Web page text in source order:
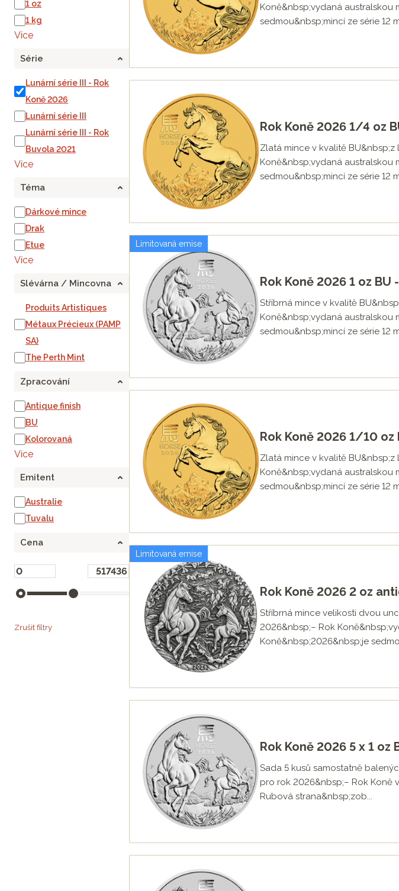
1 oz
1 kg
Více
Série
Lunární série III - Rok
Koně 2026
Lunární série III
Lunární série III - Rok
Buvola 2021
Více
Téma
Dárkové mince
Drak
Etue
Více
Slévárna / Mincovna
Produits Artistiques
Métaux Précieux (PAMP
SA)
The Perth Mint
Zpracování
Antique finish
BU
Kolorovaná
Více
Emitent
Australie
Tuvalu
Cena
Zrušit filtry
9. mince - Rok Opice 2028
10. mince - Rok Kohouta 2029
11. mince - Rok Psa 2030
12. mince - Rok Vepře 2031
Koně&nbsp;vydaná australskou
sedmou&nbsp;mincí ze série 12
Rok Koně 2026 1/4 oz
Zlatá mince v kvalitě BU&nbsp;z
Koně&nbsp;vydaná australskou
sedmou&nbsp;mincí ze série 12
Limitovaná emise
Rok Koně 2026 1 oz
Stříbrná mince v kvalitě
Koně&nbsp;vydaná australskou
sedmou&nbsp;mincí ze série 12
Rok Koně 2026 1/10 oz
Zlatá mince v kvalitě BU&nbsp;z
Koně&nbsp;vydaná australskou
sedmou&nbsp;mincí ze série 12
Limitovaná emise
Rok Koně 2026 2 oz
Stříbrná mince velikosti dvou
2026&nbsp;– Rok
Koně&nbsp;2026&nbsp;je
Rok Koně 2026 5 x 1
Sada 5 kusů samostatně
pro rok 2026&nbsp;– Rok Koně
Rubová strana&nbsp;zob...